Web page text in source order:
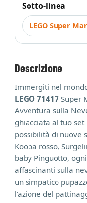
Sotto-linea
LEGO Super
Descrizione
Immergiti nel
LEGO 71417 Super
Avventura sulla
ghiacciata al tuo set
possibilità di nuove
Koopa rosso,
baby Pinguotto,
affascinanti sulla
un simpatico
l'azione del